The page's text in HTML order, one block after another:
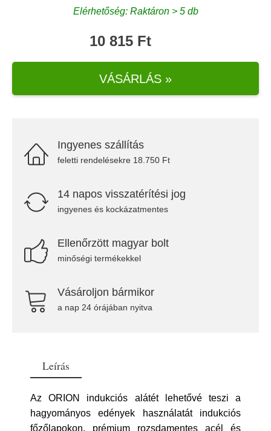
Elérhetőség: Raktáron > 5 db
10 815 Ft
VÁSÁRLÁS »
Ingyenes szállítás
feletti rendelésekre 18.750 Ft
14 napos visszatérítési jog
ingyenes és kockázatmentes
Ellenőrzött magyar bolt
minőségi termékekkel
Vásároljon bármikor
a nap 24 órájában nyitva
Leírás
Az ORION indukciós alátét lehetővé teszi a
hagyományos edények használatát indukciós
főzőlapokon, prémium rozsdamentes acél és